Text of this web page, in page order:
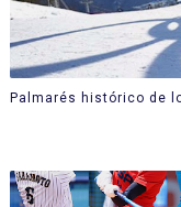
Palmarés histórico de